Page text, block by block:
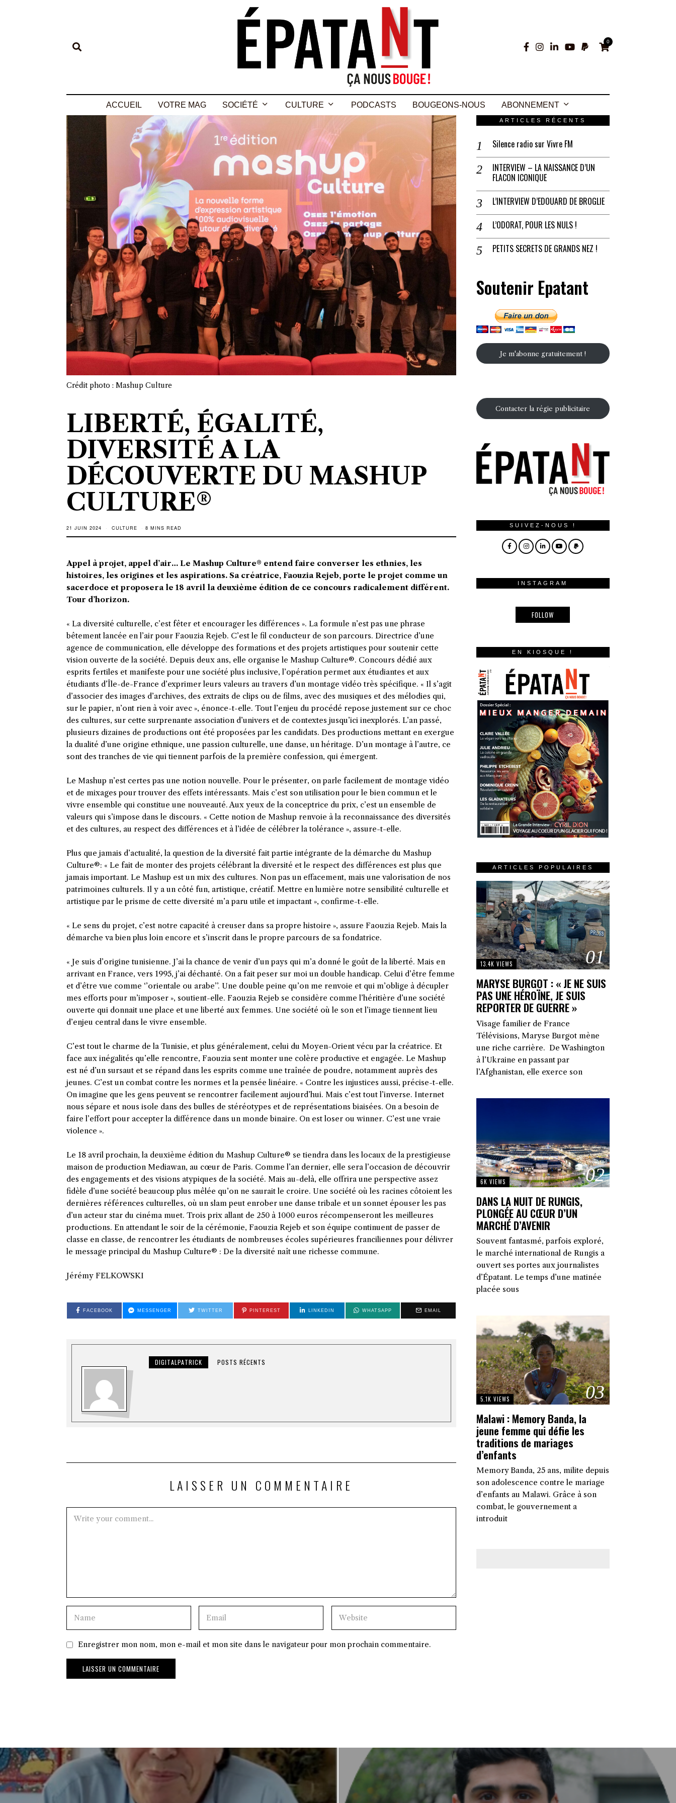
0
ACCUEIL VOTRE MAG SOCIÉTÉ CULTURE PODCASTS BOUGEONS-NOUS ABONNEMENT
Crédit photo : Mashup Culture
LIBERTÉ, ÉGALITÉ,
DIVERSITÉ A LA
DÉCOUVERTE DU MASHUP
CULTURE®️
21 JUIN 2024 CULTURE 8 MINS READ
Appel à projet, appel d’air… Le Mashup Culture®️ entend faire converser les ethnies, les
histoires, les origines et les aspirations. Sa créatrice, Faouzia Rejeb, porte le projet comme un
sacerdoce et proposera le 18 avril la deuxième édition de ce concours radicalement différent.
Tour d’horizon.
« La diversité culturelle, c’est fêter et encourager les différences ». La formule n’est pas une phrase
bêtement lancée en l’air pour Faouzia Rejeb. C’est le fil conducteur de son parcours. Directrice d’une
agence de communication, elle développe des formations et des projets artistiques pour soutenir cette
vision ouverte de la société. Depuis deux ans, elle organise le Mashup Culture®️. Concours dédié aux
esprits fertiles et manifeste pour une société plus inclusive, l’opération permet aux étudiantes et aux
étudiants d’Île-de-France d’exprimer leurs valeurs au travers d’un montage vidéo très spécifique. « Il s’agit
d’associer des images d’archives, des extraits de clips ou de films, avec des musiques et des mélodies qui,
sur le papier, n’ont rien à voir avec », énonce-t-elle. Tout l’enjeu du procédé repose justement sur ce choc
des cultures, sur cette surprenante association d’univers et de contextes jusqu’ici inexplorés. L’an passé,
plusieurs dizaines de productions ont été proposées par les candidats. Des productions mettant en exergue
la dualité d’une origine ethnique, une passion culturelle, une danse, un héritage. D’un montage à l’autre, ce
sont des tranches de vie qui tiennent parfois de la première confession, qui émergent.
Le Mashup n’est certes pas une notion nouvelle. Pour le présenter, on parle facilement de montage vidéo
et de mixages pour trouver des effets intéressants. Mais c’est son utilisation pour le bien commun et le
vivre ensemble qui constitue une nouveauté. Aux yeux de la conceptrice du prix, c’est un ensemble de
valeurs qui s’impose dans le discours. « Cette notion de Mashup renvoie à la reconnaissance des diversités
et des cultures, au respect des différences et à l’idée de célébrer la tolérance », assure-t-elle.
Plus que jamais d’actualité, la question de la diversité fait partie intégrante de la démarche du Mashup
Culture®️: « Le fait de monter des projets célébrant la diversité et le respect des différences est plus que
jamais important. Le Mashup est un mix des cultures. Non pas un effacement, mais une valorisation de nos
patrimoines culturels. Il y a un côté fun, artistique, créatif. Mettre en lumière notre sensibilité culturelle et
artistique par le prisme de cette diversité m’a paru utile et impactant », confirme-t-elle.
« Le sens du projet, c’est notre capacité à creuser dans sa propre histoire », assure Faouzia Rejeb. Mais la
démarche va bien plus loin encore et s’inscrit dans le propre parcours de sa fondatrice.
« Je suis d’origine tunisienne. J’ai la chance de venir d’un pays qui m’a donné le goût de la liberté. Mais en
arrivant en France, vers 1995, j’ai déchanté. On a fait peser sur moi un double handicap. Celui d’être femme
et d’être vue comme ‘’orientale ou arabe’’. Une double peine qu’on me renvoie et qui m’oblige à décupler
mes efforts pour m’imposer », soutient-elle. Faouzia Rejeb se considère comme l’héritière d’une société
ouverte qui donnait une place et une liberté aux femmes. Une société où le son et l’image tiennent lieu
d’enjeu central dans le vivre ensemble.
C’est tout le charme de la Tunisie, et plus généralement, celui du Moyen-Orient vécu par la créatrice. Et
face aux inégalités qu’elle rencontre, Faouzia sent monter une colère productive et engagée. Le Mashup
est né d’un sursaut et se répand dans les esprits comme une traînée de poudre, notamment auprès des
jeunes. C’est un combat contre les normes et la pensée linéaire. « Contre les injustices aussi, précise-t-elle.
On imagine que les gens peuvent se rencontrer facilement aujourd’hui. Mais c’est tout l’inverse. Internet
nous sépare et nous isole dans des bulles de stéréotypes et de représentations biaisées. On a besoin de
faire l’effort pour accepter la différence dans un monde binaire. On est loser ou winner. C’est une vraie
violence ».
Le 18 avril prochain, la deuxième édition du Mashup Culture®️ se tiendra dans les locaux de la prestigieuse
maison de production Mediawan, au cœur de Paris. Comme l’an dernier, elle sera l’occasion de découvrir
des engagements et des visions atypiques de la société. Mais au-delà, elle offrira une perspective assez
fidèle d’une société beaucoup plus mêlée qu’on ne saurait le croire. Une société où les racines côtoient les
dernières références culturelles, où un slam peut enrober une danse tribale et un sonnet épouser les pas
d’un acteur star du cinéma muet. Trois prix allant de 250 à 1000 euros récompenseront les meilleures
productions. En attendant le soir de la cérémonie, Faouzia Rejeb et son équipe continuent de passer de
classe en classe, de rencontrer les étudiants de nombreuses écoles supérieures franciliennes pour délivrer
le message principal du Mashup Culture®️ : De la diversité naît une richesse commune.
Jérémy FELKOWSKI
FACEBOOK MESSENGER TWITTER PINTEREST LINKEDIN WHATSAPP EMAIL
DIGITALPATRICK POSTS RÉCENTS
LAISSER UN COMMENTAIRE
Enregistrer mon nom, mon e-mail et mon site dans le navigateur pour mon prochain commentaire.
ARTICLES RÉCENTS
Silence radio sur Vivre FM
INTERVIEW – LA NAISSANCE D’UN
FLACON ICONIQUE
L’INTERVIEW D’EDOUARD DE BROGLIE
L’ODORAT, POUR LES NULS !
PETITS SECRETS DE GRANDS NEZ !
Soutenir Epatant
Je m'abonne gratuitement !
Contacter la régie publicitaire
SUIVEZ-NOUS !
INSTAGRAM
FOLLOW
EN KIOSQUE !
ARTICLES POPULAIRES
01
13.4K VIEWS
MARYSE BURGOT : « JE NE SUIS
PAS UNE HÉROÏNE, JE SUIS
REPORTER DE GUERRE »
Visage familier de France
Télévisions, Maryse Burgot mène
une riche carrière. De Washington
à l’Ukraine en passant par
l’Afghanistan, elle exerce son
02
6K VIEWS
DANS LA NUIT DE RUNGIS,
PLONGÉE AU CŒUR D’UN
MARCHÉ D’AVENIR
Souvent fantasmé, parfois exploré,
le marché international de Rungis a
ouvert ses portes aux journalistes
d’Épatant. Le temps d’une matinée
placée sous
03
5.1K VIEWS
Malawi : Memory Banda, la
jeune femme qui défie les
traditions de mariages
d’enfants
Memory Banda, 25 ans, milite depuis
son adolescence contre le mariage
d’enfants au Malawi. Grâce à son
combat, le gouvernement a
introduit